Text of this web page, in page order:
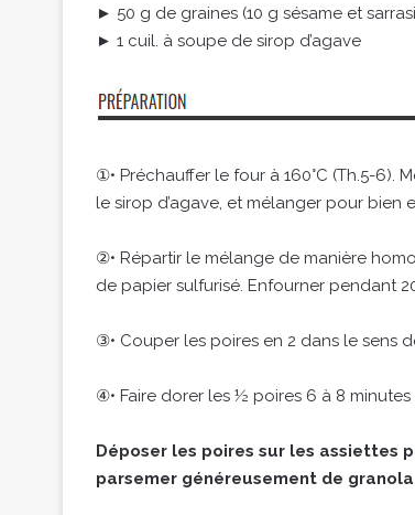
► 50 g de graines (10 g sésame et
► 1 cuil. à soupe de sirop d’agave
①• Préchauffer le four à 160°C (Th.5-6).
le sirop d’agave, et mélanger pour bien
②• Répartir le mélange de manière
de papier sulfurisé. Enfourner pendant
③• Couper les poires en 2 dans le sens
④• Faire dorer les ½ poires 6 à 8
Déposer les poires sur les assiettes
parsemer généreusement de